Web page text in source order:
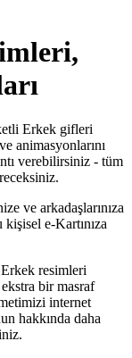
Erkek gifleri
animasyonlarını
verebilirsiniz - tüm
ve arkadaşlarınıza
e-Kartınıza
resimleri
bir masraf
internet
hakkında daha